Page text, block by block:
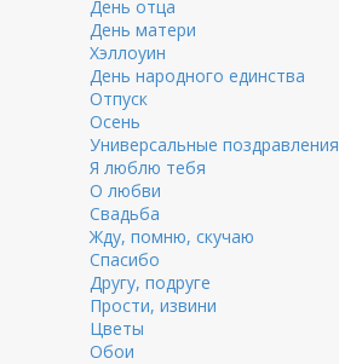
День отца
День матери
Хэллоуин
День народного единства
Отпуск
Осень
Универсальные поздравления
Я люблю тебя
О любви
Свадьба
Жду, помню, скучаю
Спасибо
Другу, подруге
Прости, извини
Цветы
Обои